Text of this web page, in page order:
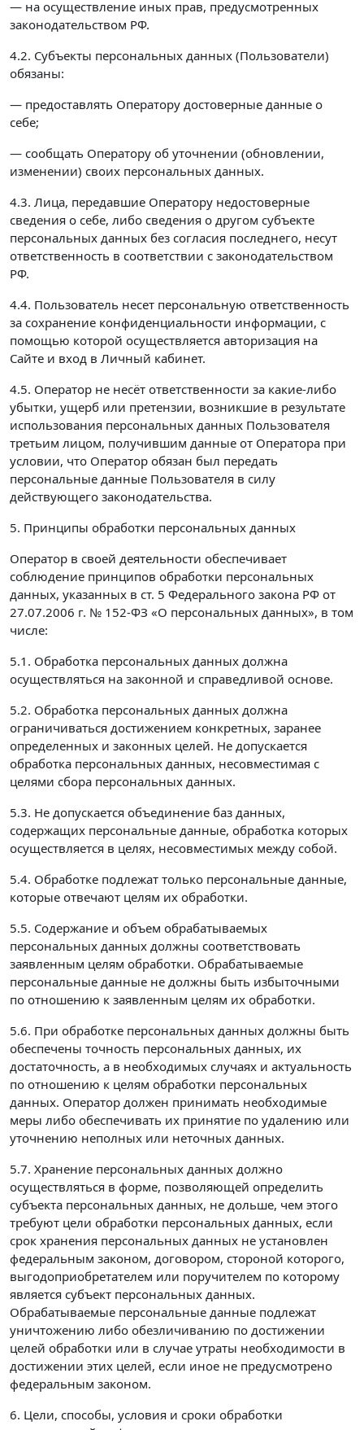
— на осуществление иных прав, предусмотренных
законодательством РФ.
4.2. Субъекты персональных данных (Пользователи)
обязаны:
— предоставлять Оператору достоверные данные о
себе;
— сообщать Оператору об уточнении (обновлении,
изменении) своих персональных данных.
4.3. Лица, передавшие Оператору недостоверные
сведения о себе, либо сведения о другом субъекте
персональных данных без согласия последнего, несут
ответственность в соответствии с законодательством
РФ.
4.4. Пользователь несет персональную ответственность
за сохранение конфиденциальности информации, с
помощью которой осуществляется авторизация на
Сайте и вход в Личный кабинет.
4.5. Оператор не несёт ответственности за какие-либо
убытки, ущерб или претензии, возникшие в результате
использования персональных данных Пользователя
третьим лицом, получившим данные от Оператора при
условии, что Оператор обязан был передать
персональные данные Пользователя в силу
действующего законодательства.
5. Принципы обработки персональных данных
Оператор в своей деятельности обеспечивает
соблюдение принципов обработки персональных
данных, указанных в ст. 5 Федерального закона РФ от
27.07.2006 г. № 152-ФЗ «О персональных данных», в том
числе:
5.1. Обработка персональных данных должна
осуществляться на законной и справедливой основе.
5.2. Обработка персональных данных должна
ограничиваться достижением конкретных, заранее
определенных и законных целей. Не допускается
обработка персональных данных, несовместимая с
целями сбора персональных данных.
5.3. Не допускается объединение баз данных,
содержащих персональные данные, обработка которых
осуществляется в целях, несовместимых между собой.
5.4. Обработке подлежат только персональные данные,
которые отвечают целям их обработки.
5.5. Содержание и объем обрабатываемых
персональных данных должны соответствовать
заявленным целям обработки. Обрабатываемые
персональные данные не должны быть избыточными
по отношению к заявленным целям их обработки.
5.6. При обработке персональных данных должны быть
обеспечены точность персональных данных, их
достаточность, а в необходимых случаях и актуальность
по отношению к целям обработки персональных
данных. Оператор должен принимать необходимые
меры либо обеспечивать их принятие по удалению или
уточнению неполных или неточных данных.
5.7. Хранение персональных данных должно
осуществляться в форме, позволяющей определить
субъекта персональных данных, не дольше, чем этого
требуют цели обработки персональных данных, если
срок хранения персональных данных не установлен
федеральным законом, договором, стороной которого,
выгодоприобретателем или поручителем по которому
является субъект персональных данных.
Обрабатываемые персональные данные подлежат
уничтожению либо обезличиванию по достижении
целей обработки или в случае утраты необходимости в
достижении этих целей, если иное не предусмотрено
федеральным законом.
6. Цели, способы, условия и сроки обработки